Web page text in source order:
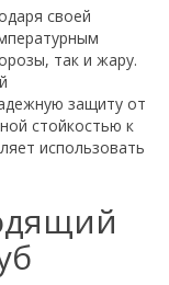
своей
так и жару.
защиту от
стойкостью к
использовать